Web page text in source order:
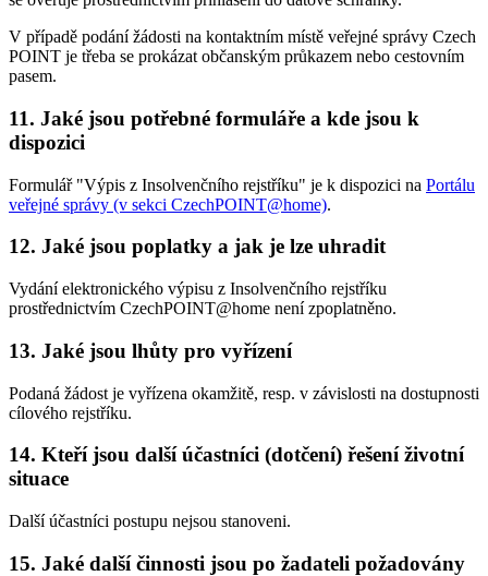
V případě podání žádosti na kontaktním místě veřejné správy Czech
POINT je třeba se prokázat občanským průkazem nebo cestovním
pasem.
11. Jaké jsou potřebné formuláře a kde jsou k
dispozici
Formulář "Výpis z Insolvenčního rejstříku" je k dispozici na Portálu
veřejné správy (v sekci CzechPOINT@home).
12. Jaké jsou poplatky a jak je lze uhradit
Vydání elektronického výpisu z Insolvenčního rejstříku
prostřednictvím CzechPOINT@home není zpoplatněno.
13. Jaké jsou lhůty pro vyřízení
Podaná žádost je vyřízena okamžitě, resp. v závislosti na dostupnosti
cílového rejstříku.
14. Kteří jsou další účastníci (dotčení) řešení životní
situace
Další účastníci postupu nejsou stanoveni.
15. Jaké další činnosti jsou po žadateli požadovány